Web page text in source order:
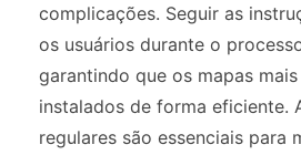
complicações. Seguir as
os usuários durante o
garantindo que os mapas
instalados de forma eficiente.
regulares são essenciais para